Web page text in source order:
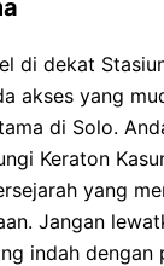
di dekat
akses yang
di Solo.
Keraton
yang
Jangan
indah dengan